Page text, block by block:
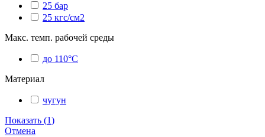
25 бар
25 кгс/см2
Макс. темп. рабочей среды
до 110°С
Материал
чугун
Показать (1)
Отмена